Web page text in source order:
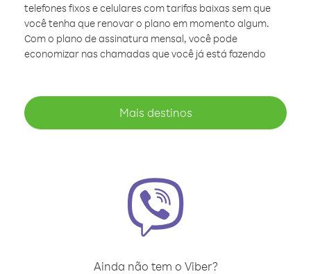
telefones fixos e celulares com tarifas baixas sem que
você tenha que renovar o plano em momento algum.
Com o plano de assinatura mensal, você pode
economizar nas chamadas que você já está fazendo
Mais destinos
Ainda não tem o Viber?